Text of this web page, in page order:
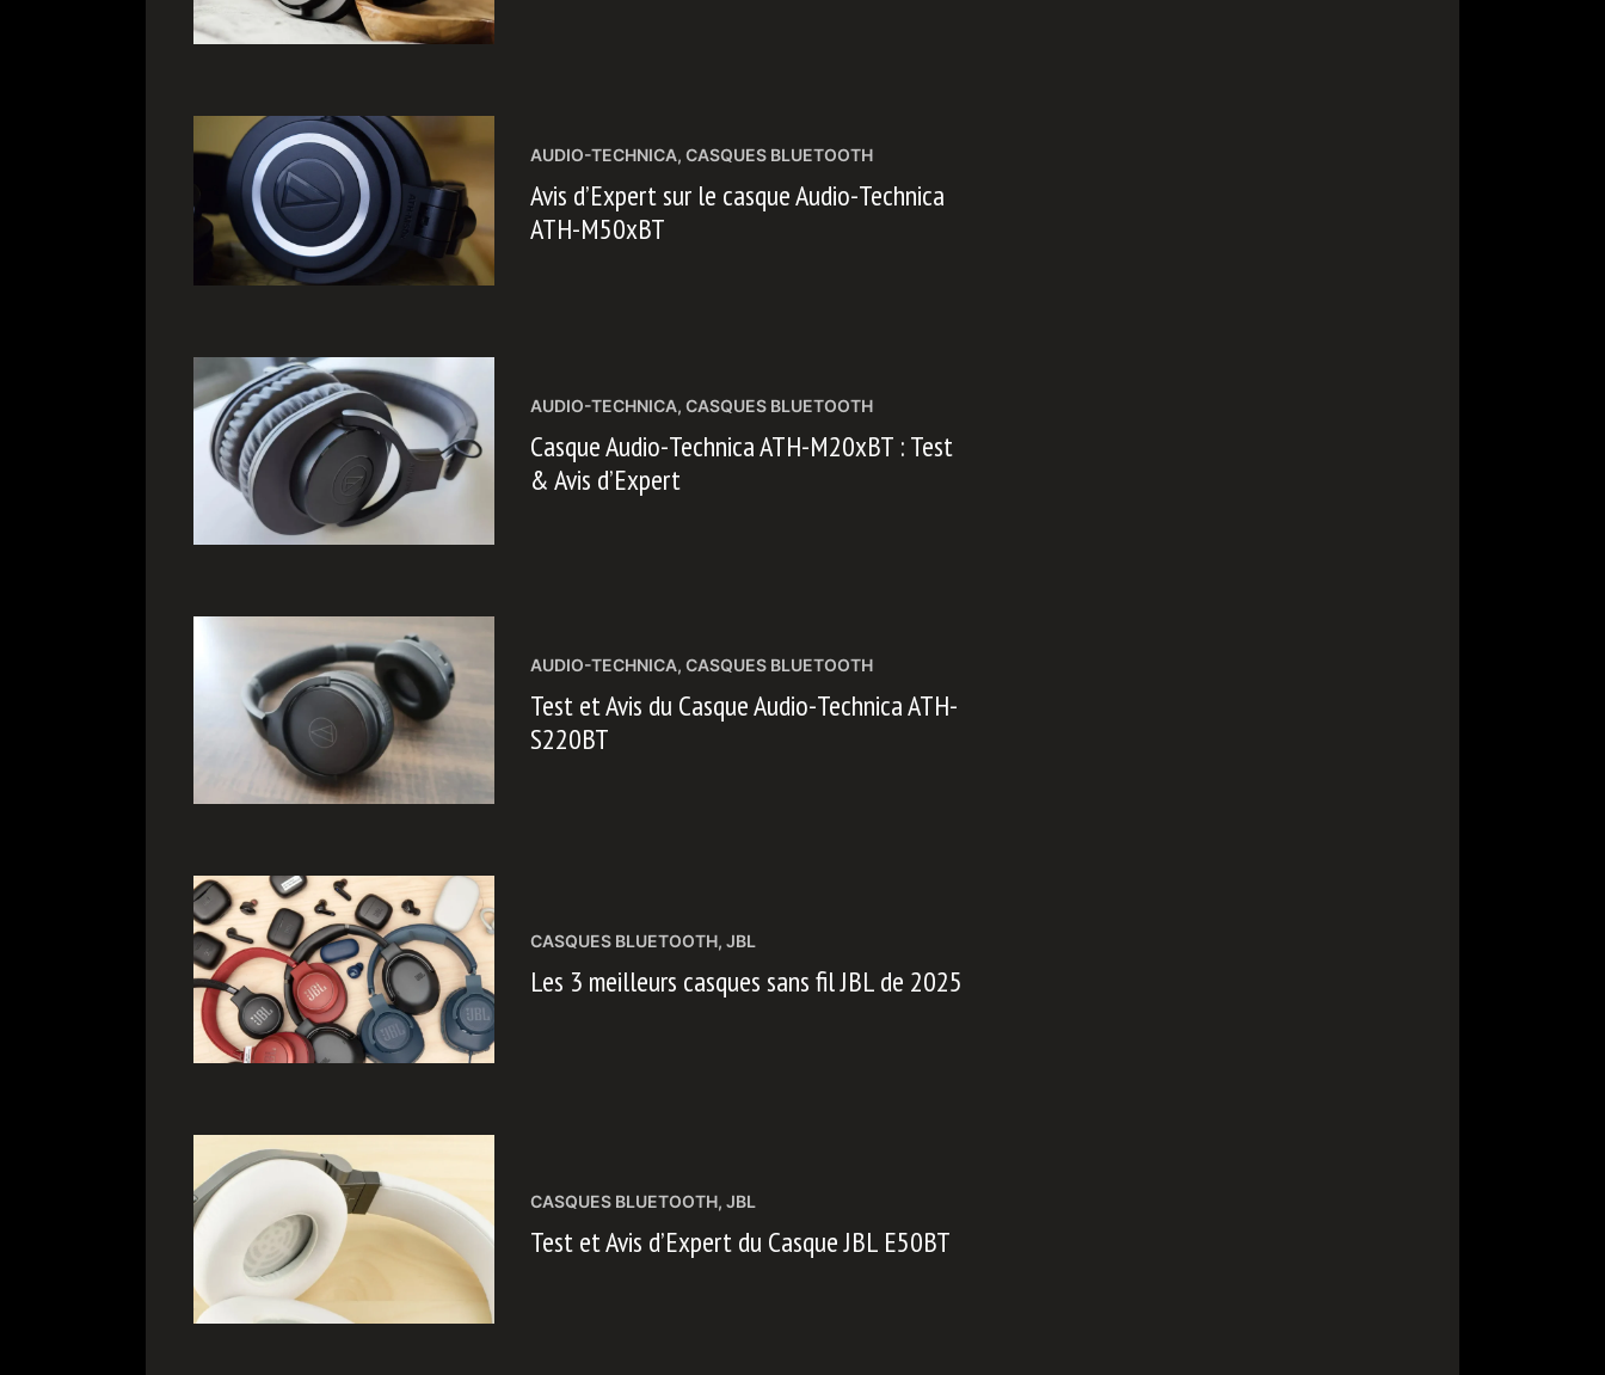
AUDIO-TECHNICA, CASQUES BLUETOOTH
Avis d’Expert sur le casque Audio-Technica
ATH-M50xBT
AUDIO-TECHNICA, CASQUES BLUETOOTH
Casque Audio-Technica ATH-M20xBT : Test
& Avis d’Expert
AUDIO-TECHNICA, CASQUES BLUETOOTH
Test et Avis du Casque Audio-Technica ATH-
S220BT
CASQUES BLUETOOTH, JBL
Les 3 meilleurs casques sans fil JBL de 2025
CASQUES BLUETOOTH, JBL
Test et Avis d’Expert du Casque JBL E50BT